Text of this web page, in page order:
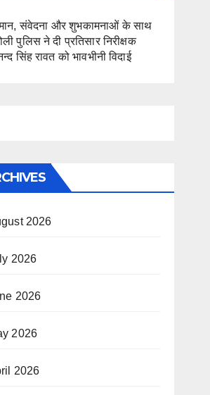
संवेदना और शुभकामनाओं के साथ
पुलिस ने दी प्रतिसार निरीक्षक
सिंह रावत को भावभीनी विदाई
2026
2026
2026
2026
2026